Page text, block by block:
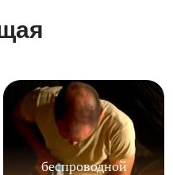
беспроводной